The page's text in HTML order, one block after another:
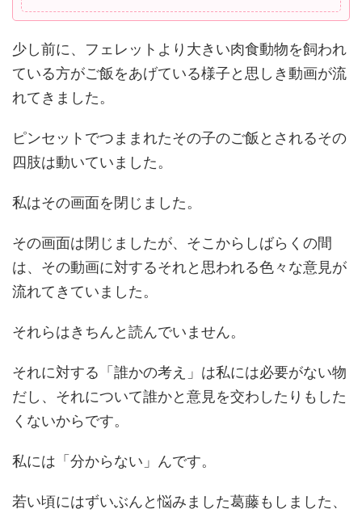
少し前に、フェレットより大きい肉食動物を飼われ
ている方がご飯をあげている様子と思しき動画が流
れてきました。
ピンセットでつままれたその子のご飯とされるその
四肢は動いていました。
私はその画面を閉じました。
その画面は閉じましたが、そこからしばらくの間
は、その動画に対するそれと思われる色々な意見が
流れてきていました。
それらはきちんと読んでいません。
それに対する「誰かの考え」は私には必要がない物
だし、それについて誰かと意見を交わしたりもした
くないからです。
私には「分からない」んです。
若い頃にはずいぶんと悩みました葛藤もしました、